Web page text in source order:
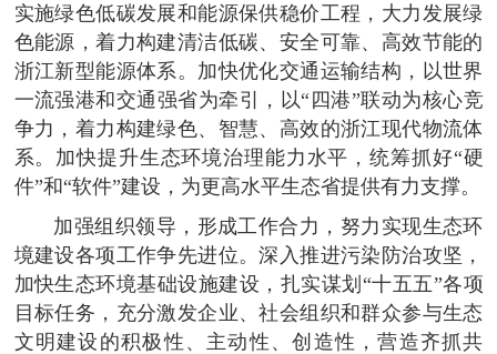
实施绿色低碳发展和能源保供稳价工程，大力发展绿
色能源，着力构建清洁低碳、安全可靠、高效节能的
浙江新型能源体系。加快优化交通运输结构，以世界
一流强港和交通强省为牵引，以“四港”联动为核心竞
争力，着力构建绿色、智慧、高效的浙江现代物流体
系。加快提升生态环境治理能力水平，统筹抓好“硬
件”和“软件”建设，为更高水平生态省提供有力支撑。
加强组织领导，形成工作合力，努力实现生态环
境建设各项工作争先进位。深入推进污染防治攻坚，
加快生态环境基础设施建设，扎实谋划“十五五”各项
目标任务，充分激发企业、社会组织和群众参与生态
文明建设的积极性、主动性、创造性，营造齐抓共